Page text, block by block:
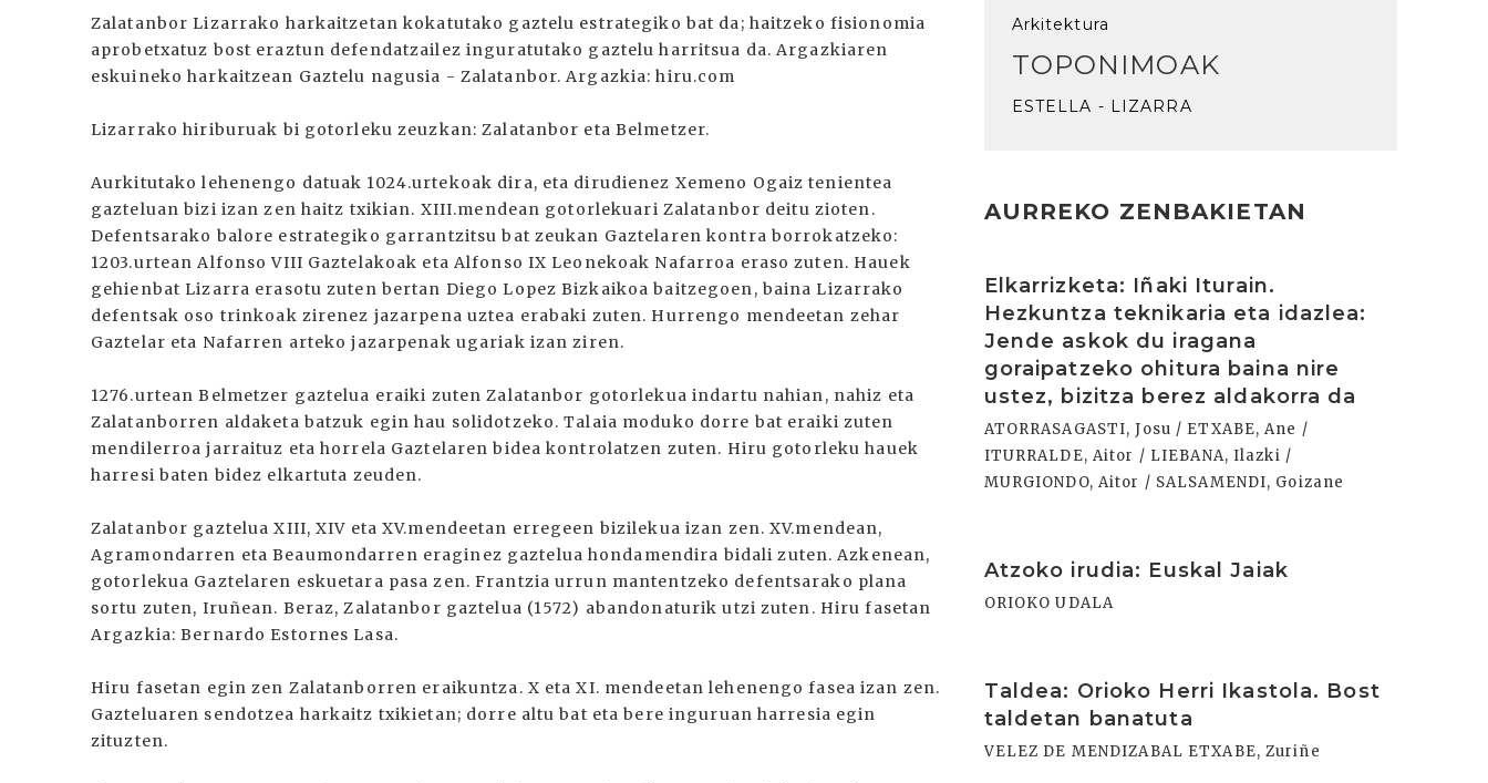
Zalatanbor Lizarrako harkaitzetan kokatutako gaztelu estrategiko bat da; haitzeko fisionomia
aprobetxatuz bost eraztun defendatzailez inguratutako gaztelu harritsua da. Argazkiaren
eskuineko harkaitzean Gaztelu nagusia - Zalatanbor. Argazkia: hiru.com
Lizarrako hiriburuak bi gotorleku zeuzkan: Zalatanbor eta Belmetzer.
Aurkitutako lehenengo datuak 1024.urtekoak dira, eta dirudienez Xemeno Ogaiz tenientea
gazteluan bizi izan zen haitz txikian. XIII.mendean gotorlekuari Zalatanbor deitu zioten.
Defentsarako balore estrategiko garrantzitsu bat zeukan Gaztelaren kontra borrokatzeko:
1203.urtean Alfonso VIII Gaztelakoak eta Alfonso IX Leonekoak Nafarroa eraso zuten. Hauek
gehienbat Lizarra erasotu zuten bertan Diego Lopez Bizkaikoa baitzegoen, baina Lizarrako
defentsak oso trinkoak zirenez jazarpena uztea erabaki zuten. Hurrengo mendeetan zehar
Gaztelar eta Nafarren arteko jazarpenak ugariak izan ziren.
1276.urtean Belmetzer gaztelua eraiki zuten Zalatanbor gotorlekua indartu nahian, nahiz eta
Zalatanborren aldaketa batzuk egin hau solidotzeko. Talaia moduko dorre bat eraiki zuten
mendilerroa jarraituz eta horrela Gaztelaren bidea kontrolatzen zuten. Hiru gotorleku hauek
harresi baten bidez elkartuta zeuden.
Zalatanbor gaztelua XIII, XIV eta XV.mendeetan erregeen bizilekua izan zen. XV.mendean,
Agramondarren eta Beaumondarren eraginez gaztelua hondamendira bidali zuten. Azkenean,
gotorlekua Gaztelaren eskuetara pasa zen. Frantzia urrun mantentzeko defentsarako plana
sortu zuten, Iruñean. Beraz, Zalatanbor gaztelua (1572) abandonaturik utzi zuten. Hiru fasetan
Argazkia: Bernardo Estornes Lasa.
Hiru fasetan egin zen Zalatanborren eraikuntza. X eta XI. mendeetan lehenengo fasea izan zen.
Gazteluaren sendotzea harkaitz txikietan; dorre altu bat eta bere inguruan harresia egin
zituzten.
Arkitektura
TOPONIMOAK
ESTELLA - LIZARRA
AURREKO ZENBAKIETAN
Elkarrizketa: Iñaki Iturain.
Hezkuntza teknikaria eta idazlea:
Jende askok du iragana
goraipatzeko ohitura baina nire
ustez, bizitza berez aldakorra da
ATORRASAGASTI, Josu / ETXABE, Ane /
ITURRALDE, Aitor / LIEBANA, Ilazki /
MURGIONDO, Aitor / SALSAMENDI, Goizane
Atzoko irudia: Euskal Jaiak
ORIOKO UDALA
Taldea: Orioko Herri Ikastola. Bost
taldetan banatuta
VELEZ DE MENDIZABAL ETXABE, Zuriñe